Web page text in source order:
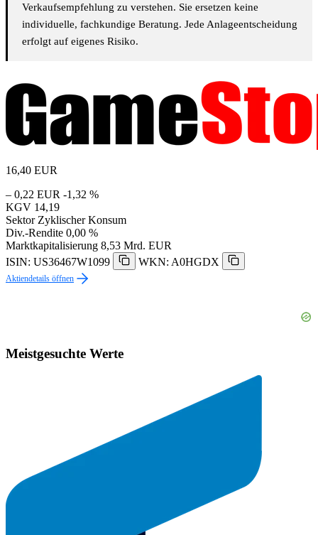
Verkaufsempfehlung zu verstehen. Sie ersetzen keine
individuelle, fachkundige Beratung. Jede Anlageentscheidung
erfolgt auf eigenes Risiko.
16,40 EUR
– 0,22 EUR -1,32 %
KGV 14,19
Sektor Zyklischer Konsum
Div.-Rendite 0,00 %
Marktkapitalisierung 8,53 Mrd. EUR
ISIN: US36467W1099
WKN: A0HGDX
Aktiendetails öffnen
Meistgesuchte Werte